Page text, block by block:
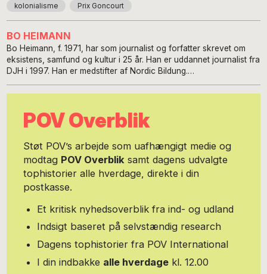
kolonialisme Prix Goncourt
BO HEIMANN
Bo Heimann, f. 1971, har som journalist og forfatter skrevet om
eksistens, samfund og kultur i 25 år. Han er uddannet journalist fra
DJH i 1997. Han er medstifter af Nordic Bildung.
POV Overblik
Støt POV’s arbejde som uafhængigt medie og
modtag POV Overblik samt dagens udvalgte
tophistorier alle hverdage, direkte i din
postkasse.
Et kritisk nyhedsoverblik fra ind- og udland
Indsigt baseret på selvstændig research
Dagens tophistorier fra POV International
I din indbakke alle hverdage kl. 12.00